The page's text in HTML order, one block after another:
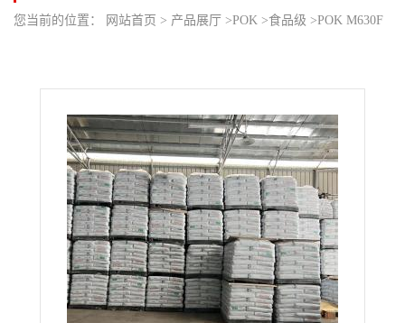
您当前的位置： 网站首页 > 产品展厅 >POK >食品级 >POK M630F